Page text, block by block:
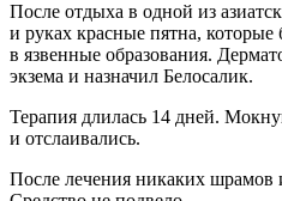
После отдыха в одной из
и руках красные пятна,
в язвенные образования.
экзема и назначил Белосалик.
Терапия длилась 14 дней.
и отслаивались.
После лечения никаких шрамов